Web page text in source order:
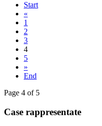
Start
«
1
2
3
4
5
»
End
Page 4 of 5
Case rappresentate